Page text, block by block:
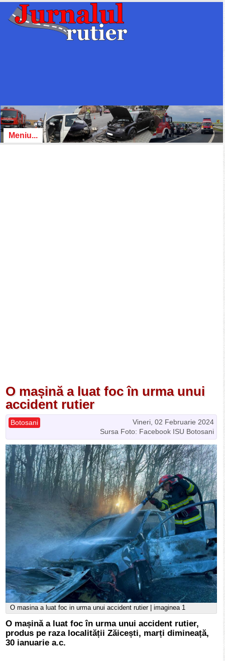
Meniu...
O mașină a luat foc în urma unui
accident rutier
Vineri, 02 Februarie 2024
Botosani
Sursa Foto: Facebook ISU Botosani
O masina a luat foc in urma unui accident rutier | imaginea 1
O mașină a luat foc în urma unui accident rutier,
produs pe raza localității Zăicești, marți dimineață,
30 ianuarie a.c.